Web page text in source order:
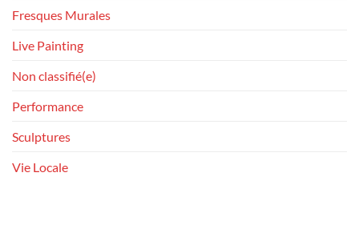
Fresques Murales
Live Painting
Non classifié(e)
Performance
Sculptures
Vie Locale